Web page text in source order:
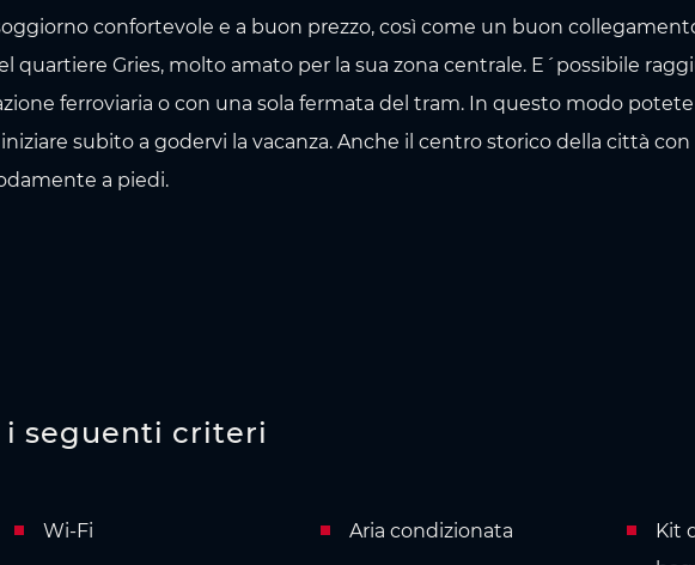
confortevole e a buon prezzo, così come un buon
quartiere Gries, molto amato per la sua zona centrale. E´possibile
ferroviaria o con una sola fermata del tram. In questo modo
subito a godervi la vacanza. Anche il centro storico della città
a piedi.
i seguenti criteri
Wi-Fi Aria condizionata
Kit